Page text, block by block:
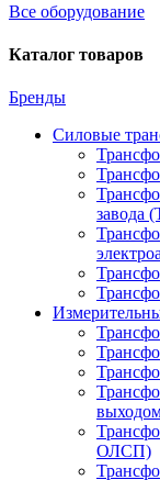
Все оборудование
Каталог товаров
Бренды
Силовые
завода
ОЛСП)